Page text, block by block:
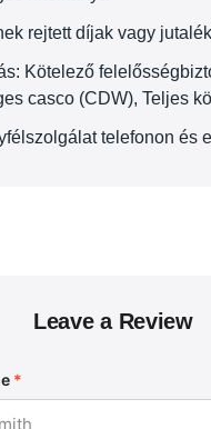
rejtett díjak vagy
Kötelező
casco (CDW), Teljes
telefonon és
Leave a Review
*